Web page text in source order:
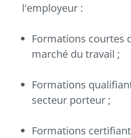
l'employeur :
Formations courtes
marché du travail ;
Formations
secteur porteur ;
Formations